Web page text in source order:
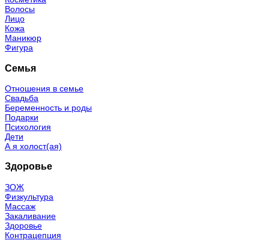
Волосы
Лицо
Кожа
Маникюр
Фигура
Семья
Отношения в семье
Свадьба
Беременность и роды
Подарки
Психология
Дети
А я холост(ая)
Здоровье
ЗОЖ
Физкультура
Массаж
Закаливание
Здоровье
Контрацепция